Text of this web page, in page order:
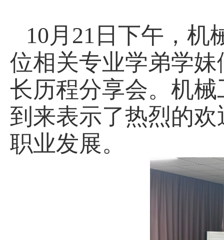
10月 21 日下午，机
位相关专业学弟学
长历程分享会。机
到来表示了热烈的
职业发展。